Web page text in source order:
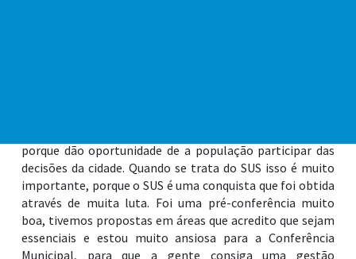
porque dão oportunidade de a população participar das
decisões da cidade. Quando se trata do SUS isso é muito
importante, porque o SUS é uma conquista que foi obtida
através de muita luta. Foi uma pré-conferência muito
boa, tivemos propostas em áreas que acredito que sejam
essenciais e estou muito ansiosa para a Conferência
Municipal, para que a gente consiga uma gestão